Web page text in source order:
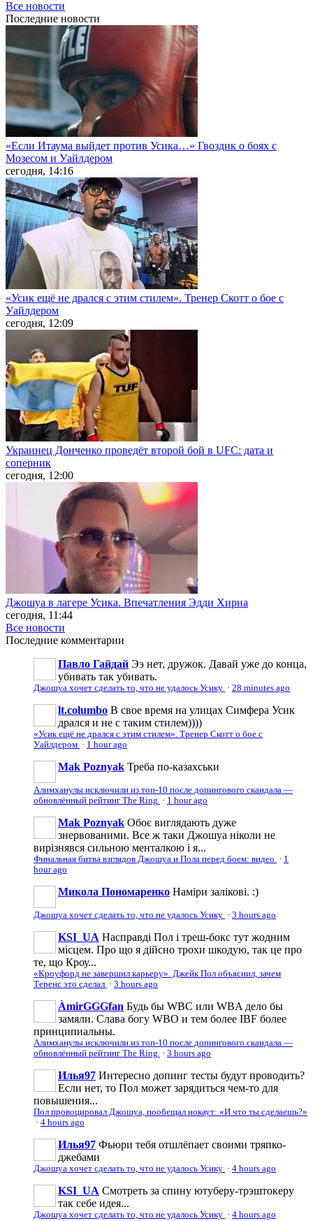
Все новости
Последние новости
«Если Итаума выйдет против Усика…» Гвоздик о боях с
Мозесом и Уайлдером
сегодня, 14:16
«Усик ещё не дрался с этим стилем». Тренер Скотт о бое с
Уайлдером
сегодня, 12:09
Украинец Донченко проведёт второй бой в UFC: дата и
соперник
сегодня, 12:00
Джошуа в лагере Усика. Впечатления Эдди Хирна
сегодня, 11:44
Все новости
Последние комментарии
Павло Гайдай Ээ нет, дружок. Давай уже до конца,
убивать так убивать.
Джошуа хочет сделать то, что не удалось Усику · 28 minutes ago
lt.columbo В свое время на улицах Симфера Усик
дрался и не с таким стилем))))
«Усик ещё не дрался с этим стилем». Тренер Скотт о бое с
Уайлдером · 1 hour ago
Mak Poznyak Треба по-казахськи
Алимханулы исключили из топ-10 после допингового скандала —
обновлённый рейтинг The Ring · 1 hour ago
Mak Poznyak Обоє виглядають дуже
знервованими. Все ж таки Джошуа ніколи не
вирізнявся сильною менталкою і я...
Финальная битва взглядов Джошуа и Пола перед боем: видео · 1
hour ago
Микола Пономаренко Наміри залікові. :)
Джошуа хочет сделать то, что не удалось Усику · 3 hours ago
KSI_UA Насправді Пол і треш-бокс тут жодним
місцем. Про що я дійсно трохи шкодую, так це про
те, що Кроу...
«Кроуфорд не завершил карьеру». Джейк Пол объяснил, зачем
Теренс это сделал · 3 hours ago
ÀmirGGGfan Будь бы WBC или WBA дело бы
замяли. Слава богу WBO и тем более IBF более
принципиальны.
Алимханулы исключили из топ-10 после допингового скандала —
обновлённый рейтинг The Ring · 3 hours ago
Илья97 Интересно допинг тесты будут проводить?
Если нет, то Пол может зарядиться чем-то для
повышения...
Пол провоцировал Джошуа, пообещал нокаут: «И что ты сделаешь?»
· 4 hours ago
Илья97 Фьюри тебя отшлёпает своими тряпко-
джебами
Джошуа хочет сделать то, что не удалось Усику · 4 hours ago
KSI_UA Смотреть за спину ютуберу-трэштокеру
так себе идея...
Джошуа хочет сделать то, что не удалось Усику · 4 hours ago